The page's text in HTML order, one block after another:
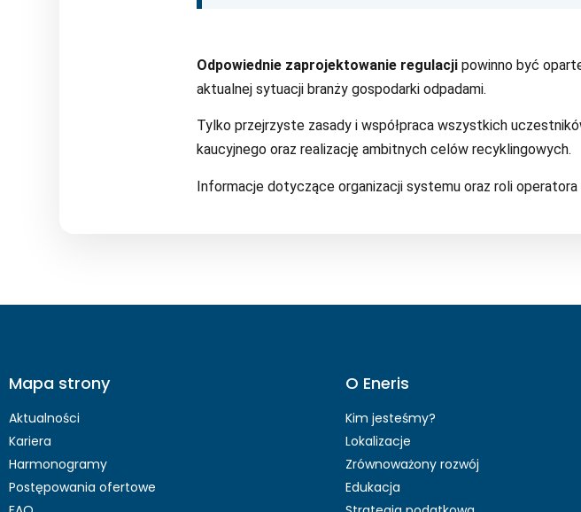
Odpowiednie zaprojektowanie regulacji powinno być
aktualnej sytuacji branży gospodarki odpadami.
Tylko przejrzyste zasady i współpraca wszystkich
kaucyjnego oraz realizację ambitnych celów recyklingowych.
Informacje dotyczące organizacji systemu oraz roli
Mapa strony
Aktualności
Kariera
Harmonogramy
Postępowania ofertowe
O Eneris
Kim jesteśmy?
Lokalizacje
Zrównoważony rozwój
Edukacja